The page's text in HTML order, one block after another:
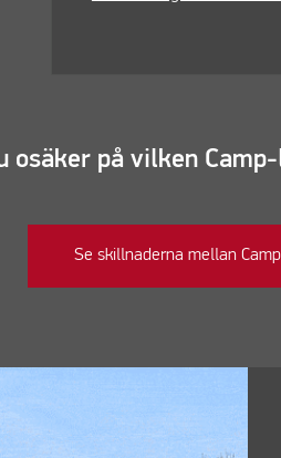
osäker på vilken
Se skillnaderna mellan